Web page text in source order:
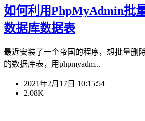
如何利用PhpMyAdmin批
数据库数据表
最近安装了一个帝国的程序，想批量删
的数据库表，用phpmyadm...
2021年2月17日 10:15:54
2.08K